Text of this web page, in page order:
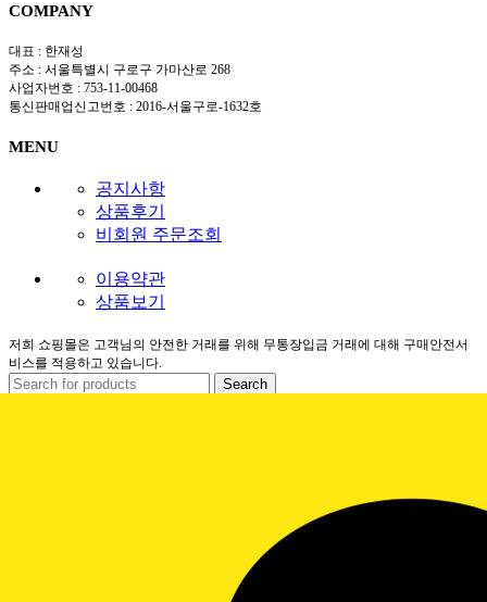
COMPANY
대표 : 한재성
주소 : 서울특별시 구로구 가마산로 268
사업자번호 : 753-11-00468
통신판매업신고번호 : 2016-서울구로-1632호
MENU
공지사항
상품후기
비회원 주문조회
이용약관
상품보기
저희 쇼핑몰은 고객님의 안전한 거래를 위해 무통장입금 거래에 대해 구매안전서
비스를 적용하고 있습니다.
Search